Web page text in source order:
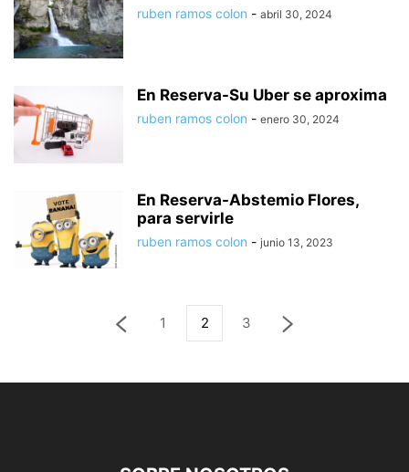
ruben ramos colon - abril 30, 2024
En Reserva-Su Uber se aproxima
ruben ramos colon - enero 30, 2024
En Reserva-Abstemio Flores,
para servirle
ruben ramos colon - junio 13, 2023
1 2 3